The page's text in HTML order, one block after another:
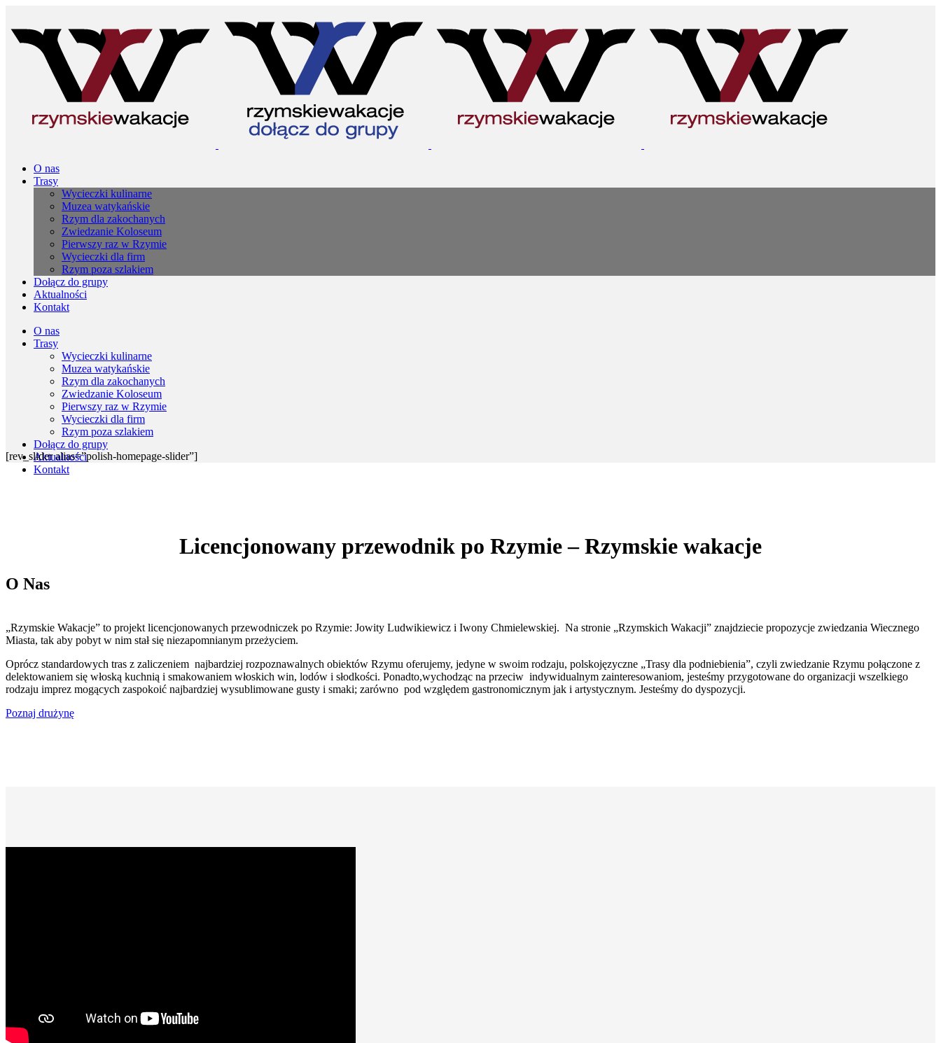
O nas
Trasy
Wycieczki kulinarne
Muzea watykańskie
Rzym dla zakochanych
Zwiedzanie Koloseum
Pierwszy raz w Rzymie
Wycieczki dla firm
Rzym poza szlakiem
Dołącz do grupy
Aktualności
Kontakt
O nas
Trasy
Wycieczki kulinarne
Muzea watykańskie
Rzym dla zakochanych
Zwiedzanie Koloseum
Pierwszy raz w Rzymie
Wycieczki dla firm
Rzym poza szlakiem
Dołącz do grupy
Aktualności
Kontakt
[rev_slider alias=”polish-homepage-slider”]
Licencjonowany przewodnik po Rzymie – Rzymskie wakacje
O Nas
„Rzymskie Wakacje” to projekt licencjonowanych przewodniczek po Rzymie: Jowity Ludwikiewicz i Iwony Chmielewskiej. Na stronie „Rzymskich Wakacji” znajdziecie propozycje zwiedzania Wiecznego
Miasta, tak aby pobyt w nim stał się niezapomnianym przeżyciem.
Oprócz standardowych tras z zaliczeniem najbardziej rozpoznawalnych obiektów Rzymu oferujemy, jedyne w swoim rodzaju, polskojęzyczne „Trasy dla podniebienia”, czyli zwiedzanie Rzymu połączone z
delektowaniem się włoską kuchnią i smakowaniem włoskich win, lodów i słodkości. Ponadto,wychodząc na przeciw indywidualnym zainteresowaniom, jesteśmy przygotowane do organizacji wszelkiego
rodzaju imprez mogących zaspokoić najbardziej wysublimowane gusty i smaki; zarówno pod względem gastronomicznym jak i artystycznym. Jesteśmy do dyspozycji.
Poznaj drużynę